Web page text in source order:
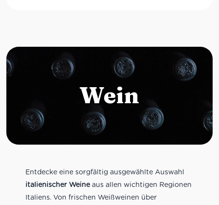
Wein
Entdecke eine sorgfältig ausgewählte Auswahl
italienischer Weineaus allen wichtigen Regionen
Italiens. Von frischen Weißweinen über